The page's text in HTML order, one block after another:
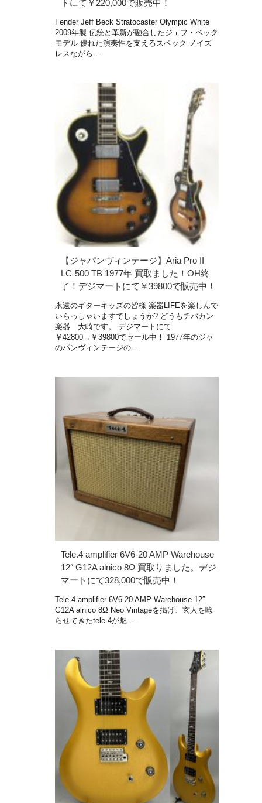
トにて￥220,000で販売中！
Fender Jeff Beck Stratocaster Olympic White
2009年製 伝統と革新が融合したジェフ・ベック
モデル 優れた演奏性を支えるスペック ノイズ
レスながら …
【ジャパンヴィンテージ】Aria Pro II
LC-500 TB 1977年 買取ました！OH終
了！デジマートにて￥39800で販売中！
永遠のギターキッズの皆様 楽器LIFEを楽しんで
いらっしゃいますでしょうか? どうもチバカン
楽器 大崎です。 デジマートにて
￥42800→￥39800でセール中！ 1977年のジャ
のパンヴィンテージの …
Tele.4 amplifier 6V6-20 AMP Warehouse
12″ G12A alnico 8Ω 買取りました。デジ
マートにて328,000で販売中！
Tele.4 amplifier 6V6-20 AMP Warehouse 12″
G12A alnico 8Ω Neo Vintageを掲げ、玄人を唸
らせてきたtele.4が魅 …